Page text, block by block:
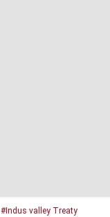
#Indus valley Treaty